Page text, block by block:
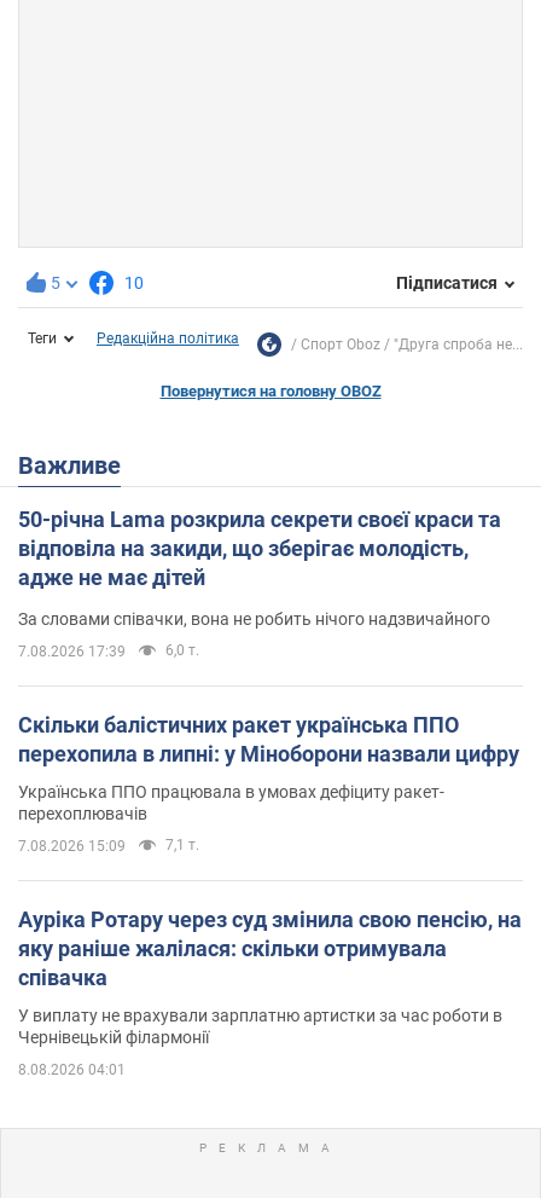
5 10 Підписатися
Теги Редакційна політика Спорт Oboz "Друга спроба не...
Повернутися на головну OBOZ
Важливе
50-річна Lama розкрила секрети своєї краси та
відповіла на закиди, що зберігає молодість,
адже не має дітей
За словами співачки, вона не робить нічого надзвичайного
7.08.2026 17:39 6,0 т.
Скільки балістичних ракет українська ППО
перехопила в липні: у Міноборони назвали цифру
Українська ППО працювала в умовах дефіциту ракет-
перехоплювачів
7.08.2026 15:09 7,1 т.
Ауріка Ротару через суд змінила свою пенсію, на
яку раніше жалілася: скільки отримувала
співачка
У виплату не врахували зарплатню артистки за час роботи в
Чернівецькій філармонії
8.08.2026 04:01